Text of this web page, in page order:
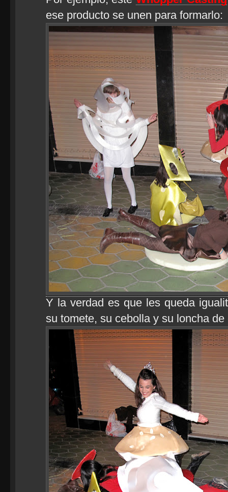
ese producto se unen para formarlo:
Y la verdad es que les queda
su tomete, su cebolla y su loncha de